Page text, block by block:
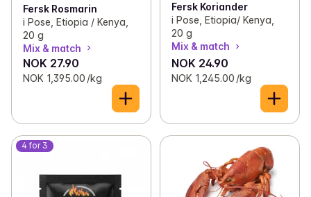
Fersk Rosmarin
i Pose, Etiopia / Kenya,
20 g
Mix & match
NOK 27.90
NOK 1,395.00 /kg
Fersk Koriander
i Pose, Etiopia/ Kenya,
20 g
Mix & match
NOK 24.90
NOK 1,245.00 /kg
4 for 3